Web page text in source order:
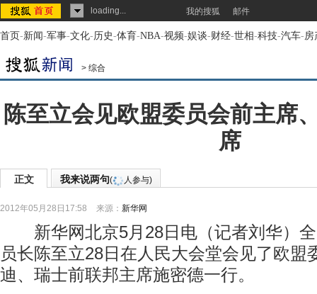
loading... 我的搜狐 邮件
首页-新闻-军事-文化-历史-体育-NBA-视频-娱谈-财经-世相-科技-汽车-房
> 综合
陈至立会见欧盟委员会前主席
席
正文 我来说两句( 人参与)
2012年05月28日17:58 来源： 新华网
新华网北京5月28日电（记者刘华）全
员长陈至立28日在人民大会堂会见了欧盟
迪、瑞士前联邦主席施密德一行。